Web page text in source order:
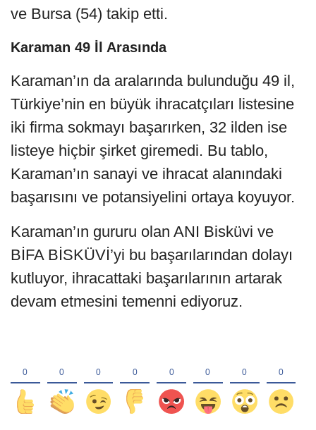
ve Bursa (54) takip etti.
Karaman 49 İl Arasında
Karaman’ın da aralarında bulunduğu 49 il,
Türkiye’nin en büyük ihracatçıları listesine
iki firma sokmayı başarırken, 32 ilden ise
listeye hiçbir şirket giremedi. Bu tablo,
Karaman’ın sanayi ve ihracat alanındaki
başarısını ve potansiyelini ortaya koyuyor.
Karaman’ın gururu olan ANI Bisküvi ve
BİFA BİSKÜVİ’yi bu başarılarından dolayı
kutluyor, ihracattaki başarılarının artarak
devam etmesini temenni ediyoruz.